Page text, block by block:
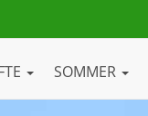
SOMMER